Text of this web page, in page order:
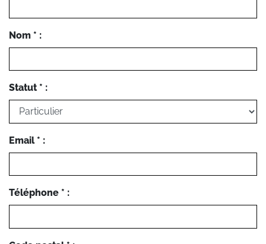
Nom * :
Statut * :
Email * :
Téléphone * :